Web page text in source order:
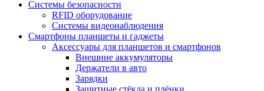
Системы безопасности
RFID оборудование
Системы видеонаблюдения
Смартфоны планшеты и гаджеты
Аксессуары для планшетов и смартфонов
Внешние аккумуляторы
Держатели в авто
Зарядки
Защитные стёкла и плёнки